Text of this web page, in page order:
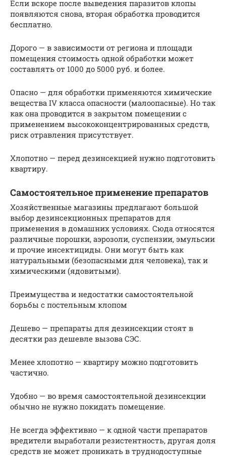
Если вскоре после выведения паразитов клопы
появляются снова, вторая обработка проводится
бесплатно.
Дорого — в зависимости от региона и площади
помещения стоимость одной обработки может
составлять от 1000 до 5000 руб. и более.
Опасно — для обработки применяются химические
вещества IV класса опасности (малоопасные). Но так
как она проводится в закрытом помещении с
применением высококонцентрированных средств,
риск отравления присутствует.
Хлопотно — перед дезинсекцией нужно подготовить
квартиру.
Самостоятельное применение препаратов
Хозяйственные магазины предлагают большой
выбор дезинсекционных препаратов для
применения в домашних условиях. Сюда относятся
различные порошки, аэрозоли, суспензии, эмульсии
и прочие инсектициды. Они могут быть как
натуральными (безопасными для человека), так и
химическими (ядовитыми).
Преимущества и недостатки самостоятельной
борьбы с постельным клопом
Дешево — препараты для дезинсекции стоят в
десятки раз дешевле вызова СЭС.
Менее хлопотно — квартиру можно подготовить
частично.
Удобно — во время самостоятельной дезинсекции
обычно не нужно покидать помещение.
Не всегда эффективно — к одной части препаратов
вредители выработали резистентность, другая доля
средств не может проникать в труднодоступные